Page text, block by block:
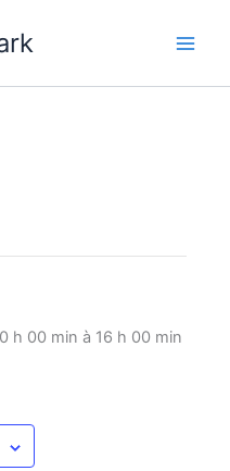
h 00 min à 16 h 00 min